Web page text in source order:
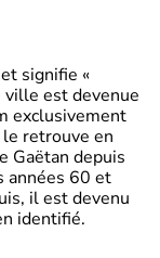
signifie «
est devenue
exclusivement
retrouve en
Gaëtan depuis
années 60 et
il est devenu
identifié.